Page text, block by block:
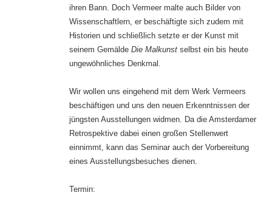
ihren Bann. Doch Vermeer malte auch Bilder von
Wissenschaftlern, er beschäftigte sich zudem mit
Historien und schließlich setzte er der Kunst mit
seinem Gemälde Die Malkunstselbst ein bis heute
ungewöhnliches Denkmal.
Wir wollen uns eingehend mit dem Werk Vermeers
beschäftigen und uns den neuen Erkenntnissen der
jüngsten Ausstellungen widmen. Da die Amsterdamer
Retrospektive dabei einen großen Stellenwert
einnimmt, kann das Seminar auch der Vorbereitung
eines Ausstellungsbesuches dienen.
Termin: